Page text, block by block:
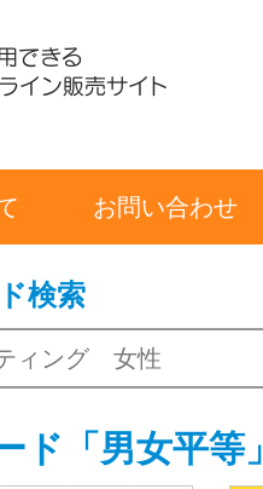
お問い合わせ
検索
ド「男女平等」